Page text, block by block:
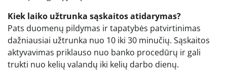
Kiek laiko užtrunka sąskaitos atidarymas?
Pats duomenų pildymas ir tapatybės patvirtinimas
dažniausiai užtrunka nuo 10 iki 30 minučių. Sąskaitos
aktyvavimas priklauso nuo banko procedūrų ir gali
trukti nuo kelių valandų iki kelių darbo dienų.